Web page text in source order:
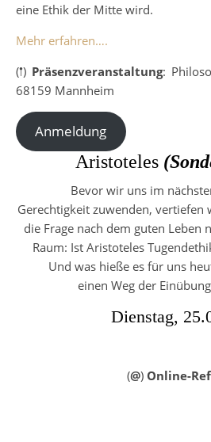
eine Ethik der Mitte wird.
Mehr erfahren….
(𖡡) Präsenzveranstaltung:
68159 Mannheim
Anmeldung
Aristoteles
Bevor wir uns im
Gerechtigkeit zuwenden, vertiefen
die Frage nach dem guten Leben
Raum: Ist Aristoteles
Und was hieße es für uns
einen Weg der
Dienstag,
(@) Online-